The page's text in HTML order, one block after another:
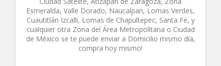
Esmeralda, Valle Dorado, Naucalpan, Lomas Verdes,
Cuautitlán Izcalli, Lomas de Chapultepec, Santa Fe, y
cualquier otra Zona del Área Metropolitana o Ciudad
de México se te puede enviar a Domicilio mismo día,
compra hoy mismo!